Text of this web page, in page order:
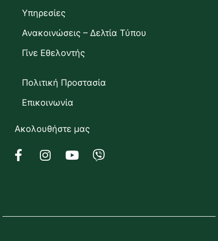
Υπηρεσίες
Ανακοινώσεις – Δελτία Τύπου
Γίνε Εθελοντής
Πολιτική Προστασία
Επικοινωνία
Ακολουθήστε μας